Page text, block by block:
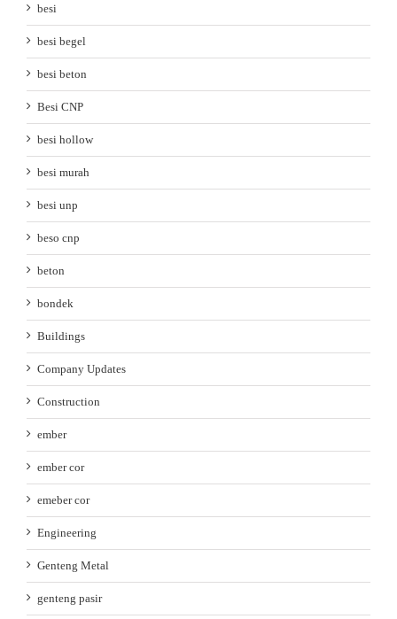
besi
besi begel
besi beton
Besi CNP
besi hollow
besi murah
besi unp
beso cnp
beton
bondek
Buildings
Company Updates
Construction
ember
ember cor
emeber cor
Engineering
Genteng Metal
genteng pasir